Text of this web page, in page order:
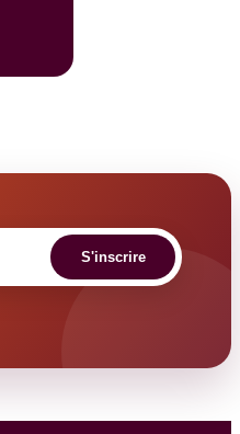
S'inscrire